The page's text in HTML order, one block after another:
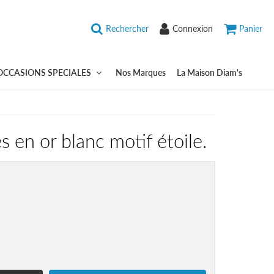
Rechercher Connexion Panier
SPECIALES Nos Marques La Maison Diam's
en or blanc motif étoile.